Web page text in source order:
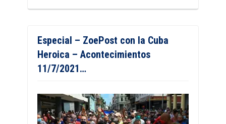
Especial – ZoePost con la Cuba
Heroica – Acontecimientos
11/7/2021…